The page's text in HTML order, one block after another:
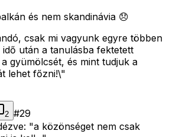
és nem skandinávia 😞
csak mi vagyunk egyre többen
után a tanulásba fektetett
gyümölcsét, és mint tudjuk a
lehet főzni!\"
2 #29
"a közönséget nem csak